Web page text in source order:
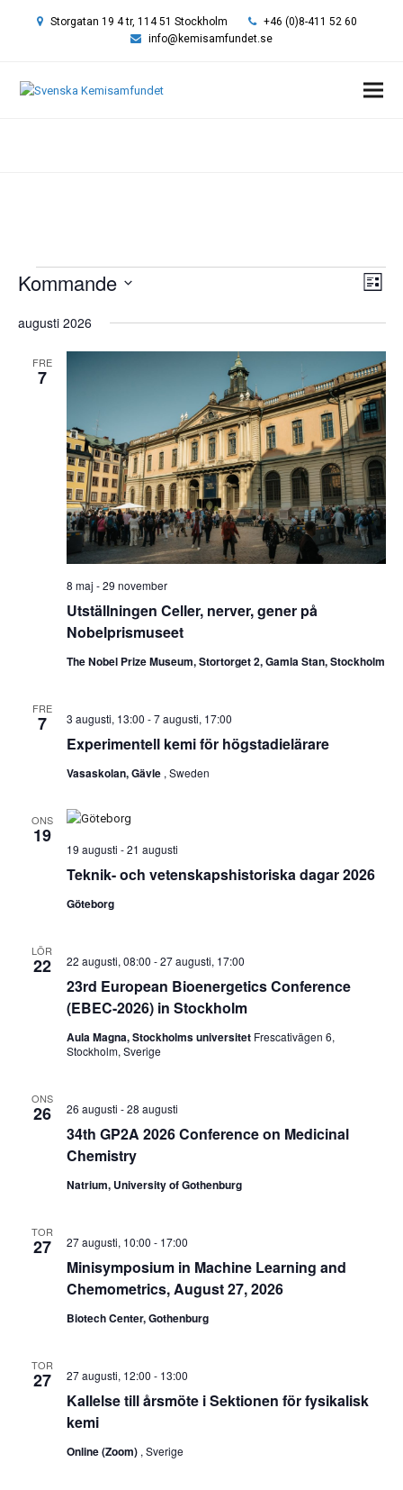
Storgatan 19 4 tr, 114 51 Stockholm
+46 (0)8-411 52 60
info@kemisamfundet.se
Event
Vy-
Lista
Kommande
datum.
augusti 2026
FRE
7
Utställningen Celler, nerver, gener på
Nobelprismuseet
8 maj -29 november
The Nobel Prize Museum, Stortorget 2, Gamla Stan, Stockholm
FRE
7
Experimentell kemi för högstadielärare
3 augusti, 13:00 -7 augusti, 17:00
Vasaskolan, Gävle , Sweden
ONS
19
Teknik- och vetenskapshistoriska dagar 2026
19 augusti -21 augusti
Göteborg
LÖR
22
23rd European Bioenergetics Conference
(EBEC-2026) in Stockholm
22 augusti, 08:00 -27 augusti, 17:00
Aula Magna, Stockholms universitet Frescativägen 6,
Stockholm, Sverige
ONS
26
34th GP2A 2026 Conference on Medicinal
Chemistry
26 augusti -28 augusti
Natrium, University of Gothenburg
TOR
27
Minisymposium in Machine Learning and
Chemometrics, August 27, 2026
27 augusti, 10:00 - 17:00
Biotech Center, Gothenburg
TOR
27
Kallelse till årsmöte i Sektionen för fysikalisk
kemi
27 augusti, 12:00 - 13:00
Online (Zoom) , Sverige